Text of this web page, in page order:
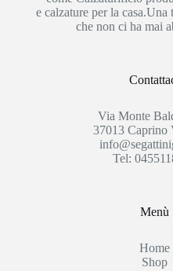
e calzature per la
che non ci ha mai
Via Monte
37013 Caprino
Tel:
Menù
Home
Shop